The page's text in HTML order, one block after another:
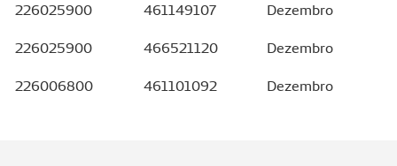
226025900 461149107 Dezembro
226025900 466521120 Dezembro
226006800 461101092 Dezembro